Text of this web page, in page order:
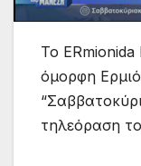
Το ERmionida
όμορφη
τηλεόραση